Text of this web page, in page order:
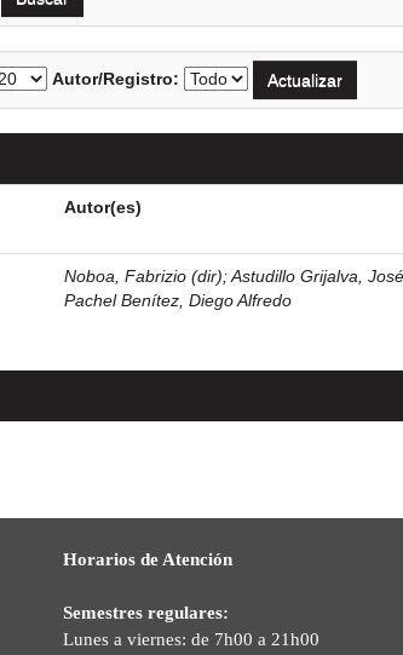
Autor/Registro:
Autor(es)
Noboa, Fabrizio (dir);Astudillo Grijalva,
Pachel Benítez, Diego Alfredo
Horarios de Atención
Semestres regulares:
Lunes a viernes: de 7h00 a 21h00